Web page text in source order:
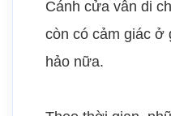
Cánh cửa vẫn di
còn có cảm giác ở
hảo nữa.